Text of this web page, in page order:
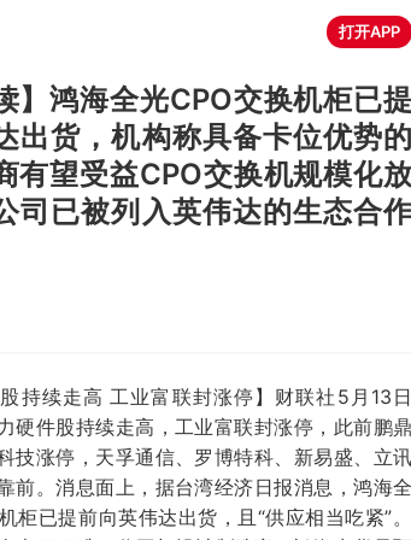
打开APP
】鸿海全光CPO交换机柜已提
出货，机构称具备卡位优势的
有望受益CPO交换机规模化放
司已被列入英伟达的生态合作
股持续走高 工业富联封涨停】财联社5月13日
硬件股持续走高，工业富联封涨停，此前鹏鼎
技涨停，天孚通信、罗博特科、新易盛、立讯
前。消息面上，据台湾经济日报消息，鸿海全
柜已提前向英伟达出货，且“供应相当吃紧”。